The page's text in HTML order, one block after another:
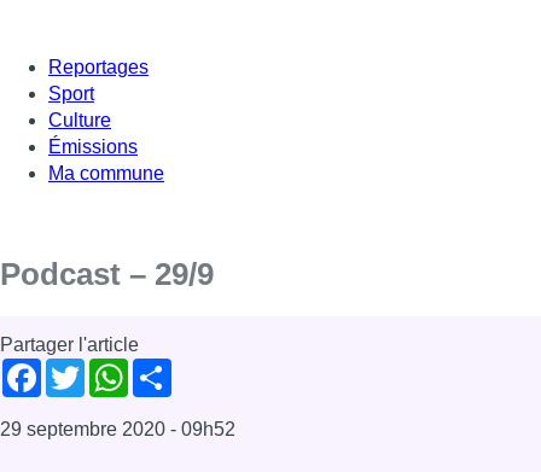
Reportages
Sport
Culture
Émissions
Ma commune
Podcast – 29/9
Partager l'article
Facebook
TwitterWhatsApp
29 septembre 2020 - 09h52